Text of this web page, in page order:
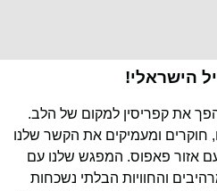
הישראלי!
שהפך את קפריסין למקום של הלב.
חוקרים ומעמיקים את הקשר שלנו
אזור פאפוס. המפגש שלנו עם
והחוויות הבלתי נשכחות